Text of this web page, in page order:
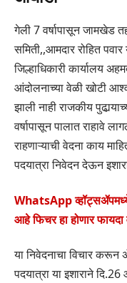
गेली 7 वर्षापासून जामखेड
समिती,,आमदार रोहित
जिल्हाधिकारी कार्यालय
आंदोलनाच्या वेळी खोटी
झाली नाही राजकीय
वर्षापासून पालात राहावे
राहणाऱ्याची वेदना काय
पदयात्रा निवेदन देऊन
WhatsApp
आहे फिचर हा होणार फायदा
या निवेदनाचा विचार करून
पदयात्रा या इशाराने